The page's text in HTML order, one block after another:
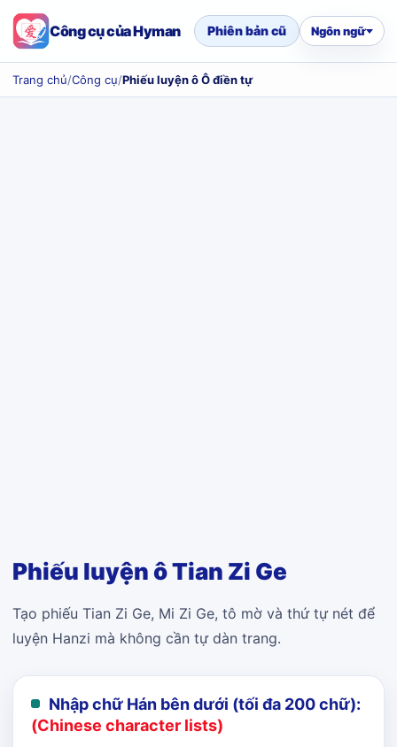
Công cụ của Hyman Phiên bản cũ Ngôn ngữ
Trang chủ/Công cụ/Phiếu luyện ô Ô điền tự
Phiếu luyện ô Tian Zi Ge
Tạo phiếu Tian Zi Ge, Mi Zi Ge, tô mờ và thứ tự nét để
luyện Hanzi mà không cần tự dàn trang.
Nhập chữ Hán bên dưới (tối đa 200 chữ):
(Chinese character lists)